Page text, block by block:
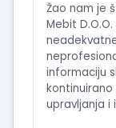
Žao nam je
Mebit
informaciju
upravljanja i